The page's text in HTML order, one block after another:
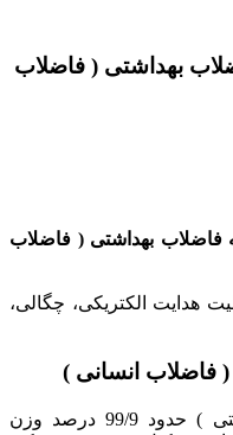
بهداشتی ( فاضلاب
بهداشتی ( فاضلاب
هدایت الکتریکی، چگالی،
فاضلاب انسانی )
در فاضلاب شهری ( فاضلاب بهداشتی ) حدود 99/9 درصد وزن